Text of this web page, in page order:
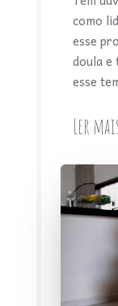
como
esse
doula e
esse
Ler